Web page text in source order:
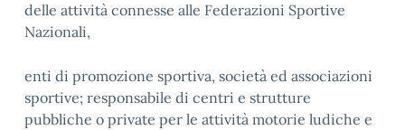
delle attività connesse alle Federazioni Sportive
Nazionali,
enti di promozione sportiva, società ed associazioni
sportive; responsabile di centri e strutture
pubbliche o private per le attività motorie ludiche e